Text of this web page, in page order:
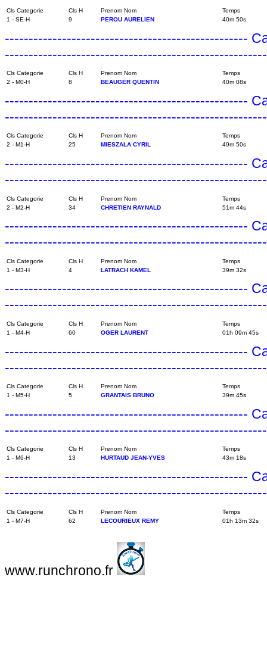
Cls Categorie Cls H Prenom Nom
Temps
1 - SE-H
9 PEROU AURELIEN 40m 50s
---------------------------------------------------
Cls Categorie Cls H Prenom Nom
Temps
2 - M0-H
8 BEAUGER QUENTIN 40m 08s
---------------------------------------------------
Cls Categorie Cls H Prenom Nom
Temps
2 - M1-H
25 MIESZALA CYRIL 49m 50s
---------------------------------------------------
Cls Categorie Cls H Prenom Nom
Temps
2 - M2-H
34 CHRETIEN RAYNALD 51m 44s
---------------------------------------------------
Cls Categorie Cls H Prenom Nom
Temps
1 - M3-H
4 LATRACH KAMEL 39m 32s
---------------------------------------------------
Cls Categorie Cls H Prenom Nom
Temps
1 - M4-H
60 OGER LAURENT 01h 09m 45s
---------------------------------------------------
Cls Categorie Cls H Prenom Nom
Temps
1 - M5-H
5 GRANTAIS BRUNO 39m 45s
---------------------------------------------------
Cls Categorie Cls H Prenom Nom
Temps
1 - M6-H
13 HURTAUD JEAN-YVES 43m 18s
---------------------------------------------------
Cls Categorie Cls H Prenom Nom
Temps
1 - M7-H
62 LECOURIEUX REMY 01h 13m 32s
www.runchrono.fr